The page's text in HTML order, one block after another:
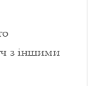
з іншими